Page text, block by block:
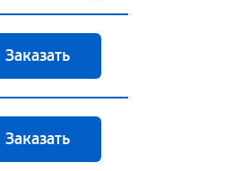
Заказать
Заказать